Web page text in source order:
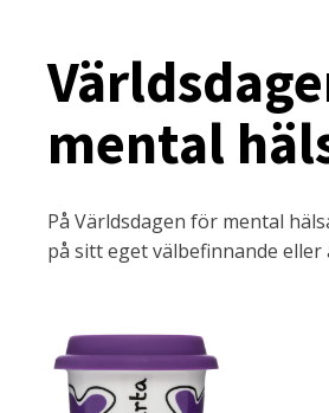
mental
På Världsdagen för mental
på sitt eget välbefinnande eller